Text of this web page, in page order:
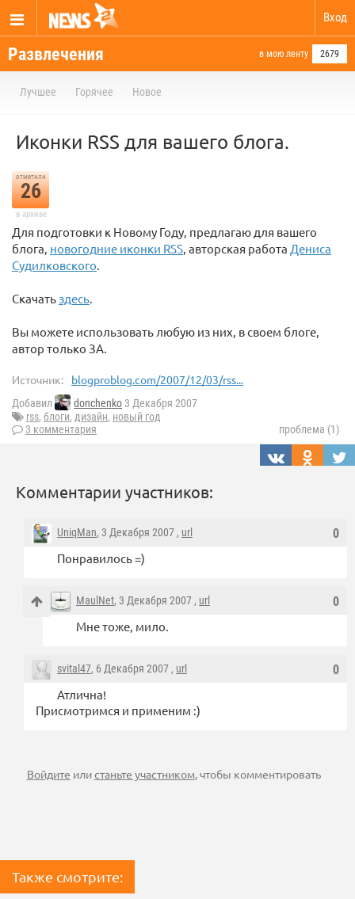
Вход
Развлечения в мою ленту 2679
Лучшее Горячее Новое
Иконки RSS для вашего блога.
отметили
26
в архиве
Для подготовки к Новому Году, предлагаю для вашего
блога, новогодние иконки RSS, авторская работа Дениса
Судилковского.
Скачать здесь.
Вы можете использовать любую из них, в своем блоге,
автор только ЗА.
Источник: blogproblog.com/2007/12/03/rss...
Добавил donchenko 3 Декабря 2007
rss, блоги, дизайн, новый год
3 комментария
проблема (1)
Комментарии участников:
0
UniqMan, 3 Декабря 2007 , url
Понравилось =)
0
MaulNet, 3 Декабря 2007 , url
Мне тоже, мило.
0
svital47, 6 Декабря 2007 , url
Атлична!
Присмотримся и применим :)
Войдите илистаньте участником, чтобы комментировать
Также смотрите: